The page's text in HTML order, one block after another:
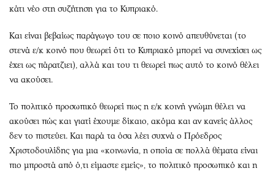
κάτι νέο στη συζήτηση για το Κυπριακό.
Και είναι βεβαίως παράγωγο του σε ποιο κοινό απευθύνεται (το
στενά ε/κ κοινό που θεωρεί ότι το Κυπριακό μπορεί να συνεχίσει ως
έχει ως πάρατζιει), αλλά και του τι θεωρεί πως αυτό το κοινό θέλει
να ακούσει.
Το πολιτικό προσωπικό θεωρεί πως η ε/κ κοινή γνώμη θέλει να
ακούσει πώς και γιατί έχουμε δίκαιο, ακόμα και αν κανείς άλλος
δεν το πιστεύει. Και παρά τα όσα λέει συχνά ο Πρόεδρος
Χριστοδουλίδης για μια «κοινωνία, η οποία σε πολλά θέματα είναι
πιο μπροστά από ό,τι είμαστε εμείς», το πολιτικό προσωπικό και η